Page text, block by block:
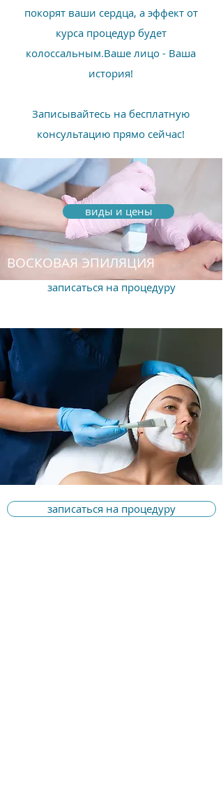
покорят ваши сердца, а эффект от
курса процедур будет
колоссальным.Ваше лицо - Ваша
история!
Записывайтесь на бесплатную
консультацию прямо сейчас!
виды и цены
ВОСКОВАЯ ЭПИЛЯЦИЯ
записаться на процедуру
записаться на процедуру